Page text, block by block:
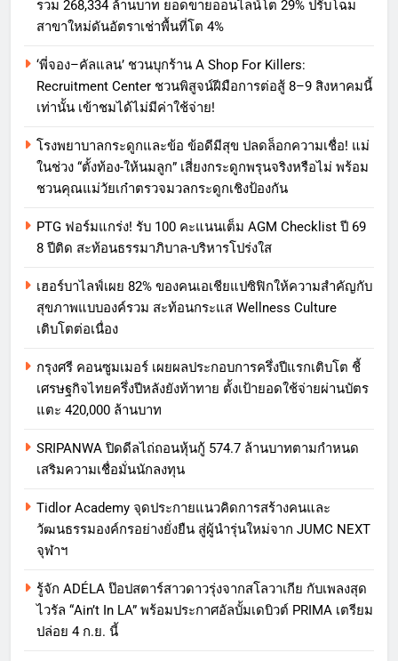
รวม 268,334 ล้านบาท ยอดขายออนไลน์โต 29% ปรับโฉม
สาขาใหม่ดันอัตราเช่าพื้นที่โต 4%
‘พี่จอง–คัลแลน’ ชวนบุกร้าน A Shop For Killers:
Recruitment Center ชวนพิสูจน์ฝีมือการต่อสู้ 8–9 สิงหาคมนี้
เท่านั้น เข้าชมได้ไม่มีค่าใช้จ่าย!
โรงพยาบาลกระดูกและข้อ ข้อดีมีสุข ปลดล็อกความเชื่อ! แม่
ในช่วง “ตั้งท้อง-ให้นมลูก” เสี่ยงกระดูกพรุนจริงหรือไม่ พร้อม
ชวนคุณแม่วัยเก๋าตรวจมวลกระดูกเชิงป้องกัน
PTG ฟอร์มแกร่ง! รับ 100 คะแนนเต็ม AGM Checklist ปี 69
8 ปีติด สะท้อนธรรมาภิบาล-บริหารโปร่งใส
เฮอร์บาไลฟ์เผย 82% ของคนเอเชียแปซิฟิกให้ความสำคัญกับ
สุขภาพแบบองค์รวม สะท้อนกระแส Wellness Culture
เติบโตต่อเนื่อง
กรุงศรี คอนซูมเมอร์ เผยผลประกอบการครึ่งปีแรกเติบโต ชี้
เศรษฐกิจไทยครึ่งปีหลังยังท้าทาย ตั้งเป้ายอดใช้จ่ายผ่านบัตร
แตะ 420,000 ล้านบาท
SRIPANWA ปิดดีลไถ่ถอนหุ้นกู้ 574.7 ล้านบาทตามกำหนด
เสริมความเชื่อมั่นนักลงทุน
Tidlor Academy จุดประกายแนวคิดการสร้างคนและ
วัฒนธรรมองค์กรอย่างยั่งยืน สู่ผู้นำรุ่นใหม่จาก JUMC NEXT
จุฬาฯ
รู้จัก ADÉLA ป๊อปสตาร์สาวดาวรุ่งจากสโลวาเกีย กับเพลงสุด
ไวรัล “Ain’t In LA” พร้อมประกาศอัลบั้มเดบิวต์ PRIMA เตรียม
ปล่อย 4 ก.ย. นี้